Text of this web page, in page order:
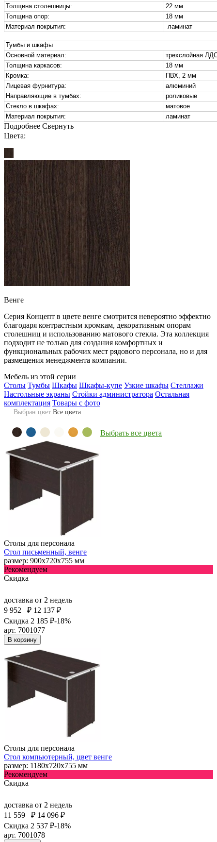
Толщина столешницы:
22 мм
Толщина опор:
18 мм
Материал покрытия:
ламинат
Тумбы и шкафы
Основной материал:
трехслойная
Толщина каркасов:
18 мм
Кромка:
ПВХ, 2 мм
Лицевая фурнитура:
алюминий
Направляющие в тумбах:
роликовые
Стекло в шкафах:
матовое
Материал покрытия:
ламинат
Подробнее Свернуть
Цвета:
Венге
Серия Концепт в цвете венге смотрится невероятно эффектно
благодаря контрастным кромкам, декоративным опорам
столешниц и использованию матового стекла. Эта коллекция
подходит не только для создания комфортных и
функциональных рабочих мест рядового персонала, но и для
размещения менеджмента компании.
Мебель из этой серии
Столы Тумбы Шкафы Шкафы-купе Узкие шкафы Стеллажи
Настольные экраны Стойки администратора Остальная
комплектация Товары с фото
Выбран цвет Все цвета
Выбрать все цвета
Столы для персонала
Стол письменный, венге
размер: 900х720х755 мм
Рекомендуем
Скидка
доставка от 2 недель
9 952
₽ 12 137 ₽
Скидка 2 185 ₽-18%
арт. 7001077
В корзину
Столы для персонала
Стол компьютерный, цвет венге
размер: 1180х720х755 мм
Рекомендуем
Скидка
доставка от 2 недель
11 559
₽ 14 096 ₽
Скидка 2 537 ₽-18%
арт. 7001078